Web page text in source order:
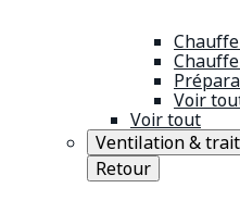
Voir
Voir tout
Ventilation &
Retour